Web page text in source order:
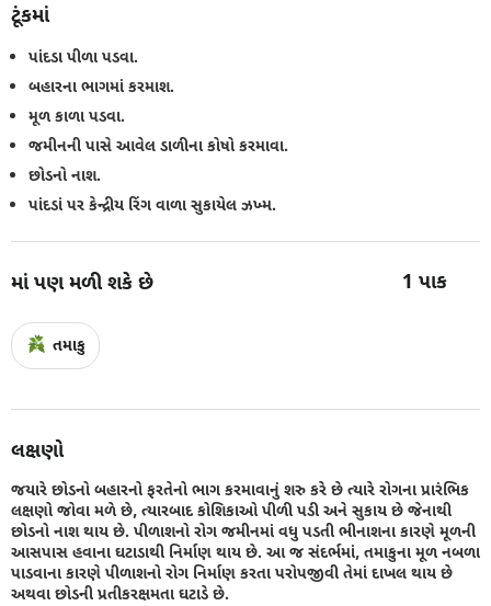
ટૂંકમાં
પાંદડા પીળા પડવા.
બહારના ભાગમાં કરમાશ.
મૂળ કાળા પડવા.
જમીનની પાસે આવેલ ડાળીના કોષો કરમાવા.
છોડનો નાશ.
પાંદડાં પર કેન્દ્રીય રિંગ વાળા સુકાયેલ ઝખ્મ.
માં પણ મળી શકે છે 1 પાક
તમાકુ
લક્ષણો
જયારે છોડનો બહારનો ફરતેનો ભાગ કરમાવાનું શરુ કરે છે ત્યારે રોગના પ્રારંભિક
લક્ષણો જોવા મળે છે, ત્યારબાદ કોશિકાઓ પીળી પડી અને સુકાય છે જેનાથી
છોડનો નાશ થાય છે. પીળાશનો રોગ જમીનમાં વધુ પડતી ભીનાશના કારણે મૂળની
આસપાસ હવાના ઘટાડાથી નિર્માણ થાય છે. આ જ સંદર્ભમાં, તમાકુના મૂળ નબળા
પાડવાના કારણે પીળાશનો રોગ નિર્માણ કરતા પરોપજીવી તેમાં દાખલ થાય છે
અથવા છોડની પ્રતીકરક્ષમતા ઘટાડે છે.